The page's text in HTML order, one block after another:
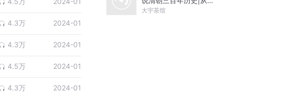
4.3万 2024-01
4.3万 2024-01
4.5万 2024-01
4.3万 2024-01
尔哈赤到末代皇帝溥仪|
大宇茶馆